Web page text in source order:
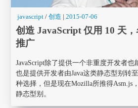
javascript / 创造 |2015-07-06
创造 JavaScript 仅用 10 天
推广
JavaScript除了提供一个非重度开发者也
也是提供开发者由Java这类静态型别转
种选择，但是现在Mozilla所推得Asm.js
静态型别。